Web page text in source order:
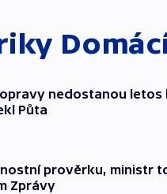
nedostanou letos
Půta
prověrku, ministr
Zprávy